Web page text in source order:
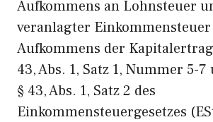
Aufkommens an Lohnsteuer
veranlagter Einkommensteuer
Aufkommens der
43, Abs. 1, Satz 1, Nummer 5-
§ 43, Abs. 1, Satz 2 des
Einkommensteuergesetzes